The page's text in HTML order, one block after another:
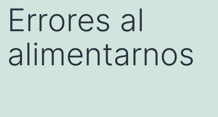
Errores al
alimentarnos